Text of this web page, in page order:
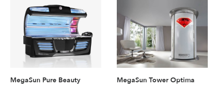
MegaSun Pure Beauty MegaSun Tower Optima